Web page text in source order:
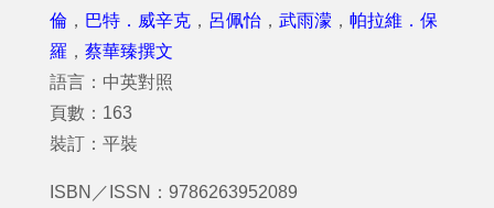
倫 ， 巴特．威辛克 ， 呂佩怡 ， 武雨濛 ， 帕拉維．保
羅 ， 蔡華臻撰文
語言：中英對照
頁數：163
裝訂：平裝
ISBN／ISSN：9786263952089